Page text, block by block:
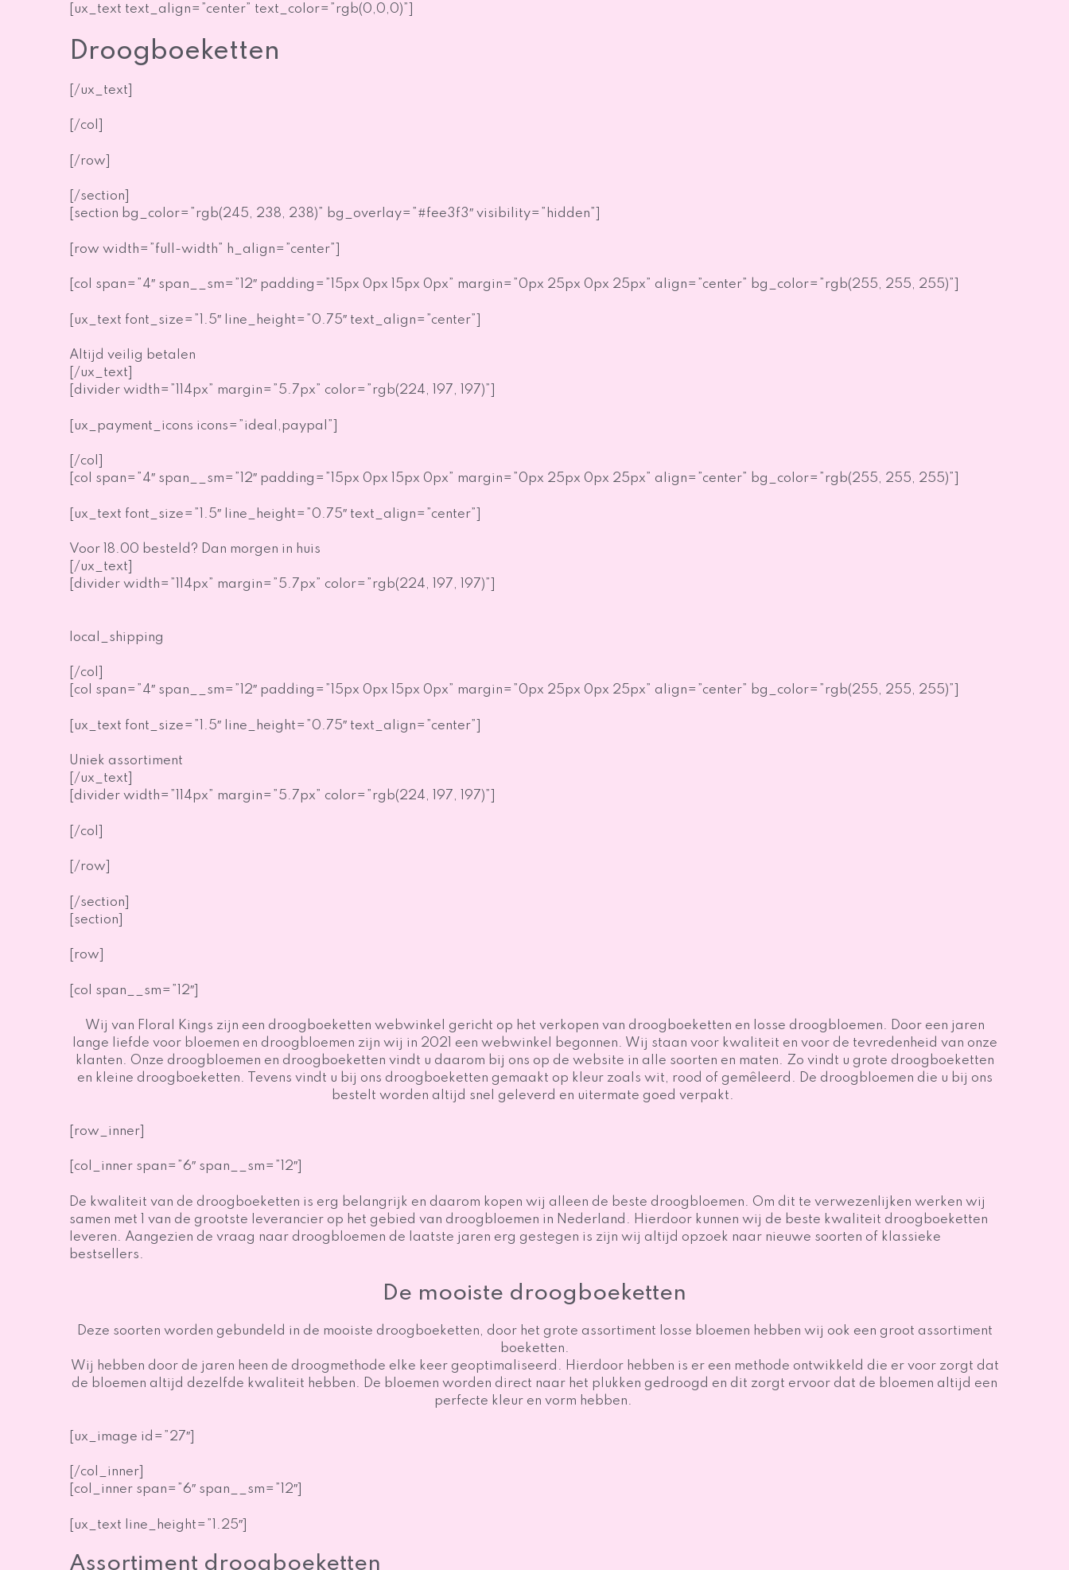
[ux_text text_align=”center” text_color=”rgb(0,0,0)”]
Droogboeketten
[/ux_text]
[/col]
[/row]
[/section]
[section bg_color=”rgb(245, 238, 238)” bg_overlay=”#fee3f3″ visibility=”hidden”]
[row width=”full-width” h_align=”center”]
[col span=”4″ span__sm=”12″ padding=”15px 0px 15px 0px” margin=”0px 25px 0px 25px” align=”center” bg_color=”rgb(255, 255, 255)”]
[ux_text font_size=”1.5″ line_height=”0.75″ text_align=”center”]
Altijd veilig betalen
[/ux_text]
[divider width=”114px” margin=”5.7px” color=”rgb(224, 197, 197)”]
[ux_payment_icons icons=”ideal,paypal”]
[/col]
[col span=”4″ span__sm=”12″ padding=”15px 0px 15px 0px” margin=”0px 25px 0px 25px” align=”center” bg_color=”rgb(255, 255, 255)”]
[ux_text font_size=”1.5″ line_height=”0.75″ text_align=”center”]
Voor 18.00 besteld? Dan morgen in huis
[/ux_text]
[divider width=”114px” margin=”5.7px” color=”rgb(224, 197, 197)”]
local_shipping
[/col]
[col span=”4″ span__sm=”12″ padding=”15px 0px 15px 0px” margin=”0px 25px 0px 25px” align=”center” bg_color=”rgb(255, 255, 255)”]
[ux_text font_size=”1.5″ line_height=”0.75″ text_align=”center”]
Uniek assortiment
[/ux_text]
[divider width=”114px” margin=”5.7px” color=”rgb(224, 197, 197)”]
[/col]
[/row]
[/section]
[section]
[row]
[col span__sm=”12″]
Wij van Floral Kings zijn een droogboeketten webwinkel gericht op het verkopen van droogboeketten en losse droogbloemen. Door een jaren
lange liefde voor bloemen en droogbloemen zijn wij in 2021 een webwinkel begonnen. Wij staan voor kwaliteit en voor de tevredenheid van onze
klanten. Onze droogbloemen en droogboeketten vindt u daarom bij ons op de website in alle soorten en maten. Zo vindt u grote droogboeketten
en kleine droogboeketten. Tevens vindt u bij ons droogboeketten gemaakt op kleur zoals wit, rood of gemêleerd. De droogbloemen die u bij ons
bestelt worden altijd snel geleverd en uitermate goed verpakt.
[row_inner]
[col_inner span=”6″ span__sm=”12″]
De kwaliteit van de droogboeketten is erg belangrijk en daarom kopen wij alleen de beste droogbloemen. Om dit te verwezenlijken werken wij
samen met 1 van de grootste leverancier op het gebied van droogbloemen in Nederland. Hierdoor kunnen wij de beste kwaliteit droogboeketten
leveren. Aangezien de vraag naar droogbloemen de laatste jaren erg gestegen is zijn wij altijd opzoek naar nieuwe soorten of klassieke
bestsellers.
De mooiste droogboeketten
Deze soorten worden gebundeld in de mooiste droogboeketten, door het grote assortiment losse bloemen hebben wij ook een groot assortiment
boeketten.
Wij hebben door de jaren heen de droogmethode elke keer geoptimaliseerd. Hierdoor hebben is er een methode ontwikkeld die er voor zorgt dat
de bloemen altijd dezelfde kwaliteit hebben. De bloemen worden direct naar het plukken gedroogd en dit zorgt ervoor dat de bloemen altijd een
perfecte kleur en vorm hebben.
[ux_image id=”27″]
[/col_inner]
[col_inner span=”6″ span__sm=”12″]
[ux_text line_height=”1.25″]
Assortiment droogboeketten